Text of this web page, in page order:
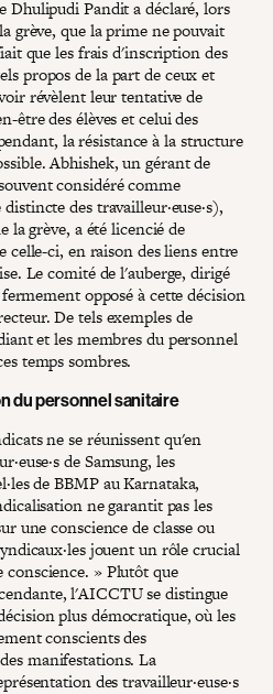
Dhulipudi Pandit a déclaré, lors
grève, que la prime ne pouvait
que les frais d'inscription des
propos de la part de ceux et
révèlent leur tentative de
être des élèves et celui des
la résistance à la structure
Abhishek, un gérant de
considéré comme
des travailleur·euse·s),
la grève, a été licencié de
ci, en raison des liens entre
Le comité de l'auberge, dirigé
fermement opposé à cette décision
De tels exemples de
et les membres du personnel
temps sombres.
du personnel sanitaire
ne se réunissent qu'en
de Samsung, les
de BBMP au Karnataka,
ne garantit pas les
une conscience de classe ou
jouent un rôle crucial
conscience. » Plutôt que
l'AICCTU se distingue
plus démocratique, où les
conscients des
manifestations. La
des travailleur·euse·s